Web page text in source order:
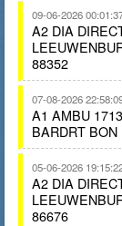
09-06-2026
A2 DIA
88352
07-08-2026
A1 AMBU
BARDRT BON
05-06-2026
A2 DIA
86676